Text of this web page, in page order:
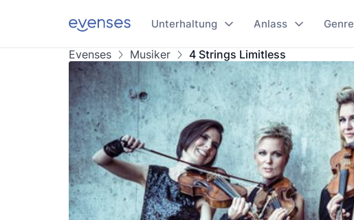
Unterhaltung Anlass Genre
Evenses Musiker 4 Strings Limitless